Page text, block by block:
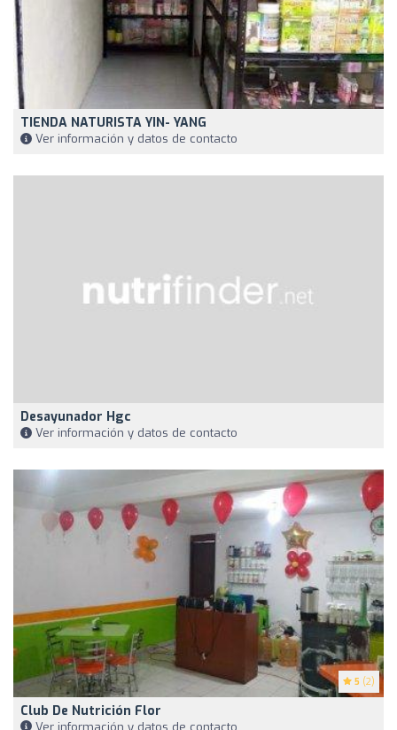
TIENDA NATURISTA YIN- YANG
Ver información y datos de contacto
Desayunador Hgc
Ver información y datos de contacto
5 (2)
Club De Nutrición Flor
Ver información y datos de contacto